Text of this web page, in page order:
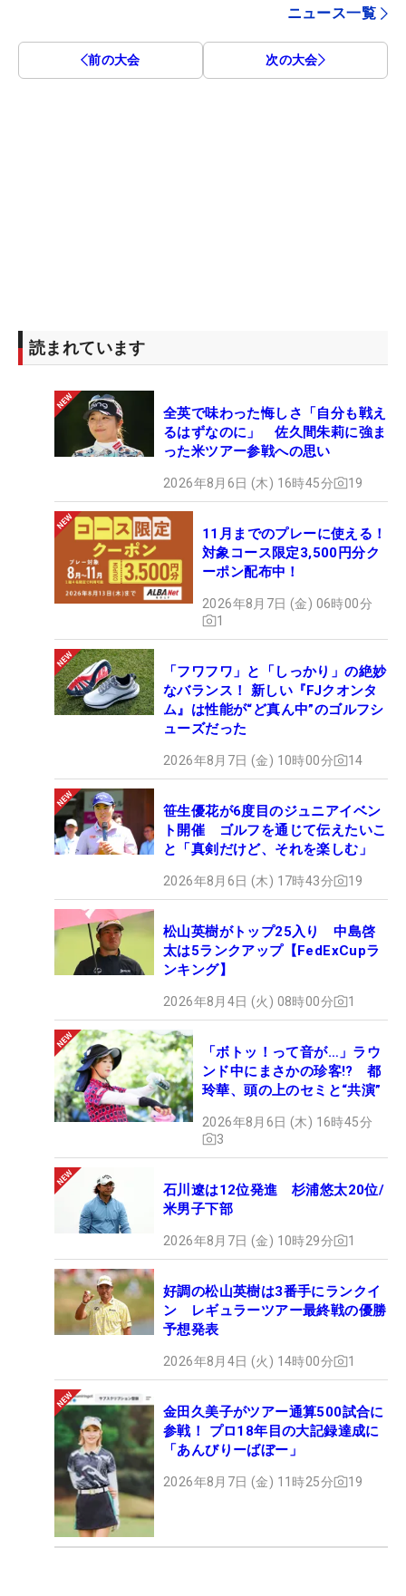
ニュース一覧
前の大会 次の大会
読まれています
全英で味わった悔しさ「自分も戦え
るはずなのに」 佐久間朱莉に強ま
った米ツアー参戦への思い
2026年8月6日 (木) 16時45分 19
11月までのプレーに使える！
対象コース限定3,500円分ク
ーポン配布中！
2026年8月7日 (金) 06時00分
1
「フワフワ」と「しっかり」の絶妙
なバランス！ 新しい『FJクオンタ
ム』は性能が“ど真ん中”のゴルフシ
ューズだった
2026年8月7日 (金) 10時00分 14
笹生優花が6度目のジュニアイベン
ト開催 ゴルフを通じて伝えたいこ
と「真剣だけど、それを楽しむ」
2026年8月6日 (木) 17時43分 19
松山英樹がトップ25入り 中島啓
太は5ランクアップ【FedExCupラ
ンキング】
2026年8月4日 (火) 08時00分 1
「ボトッ！って音が…」ラウ
ンド中にまさかの珍客!? 都
玲華、頭の上のセミと“共演”
2026年8月6日 (木) 16時45分
3
石川遼は12位発進 杉浦悠太20位/
米男子下部
2026年8月7日 (金) 10時29分 1
好調の松山英樹は3番手にランクイ
ン レギュラーツアー最終戦の優勝
予想発表
2026年8月4日 (火) 14時00分 1
金田久美子がツアー通算500試合に
参戦！ プロ18年目の大記録達成に
「あんびりーばぼー」
2026年8月7日 (金) 11時25分 19